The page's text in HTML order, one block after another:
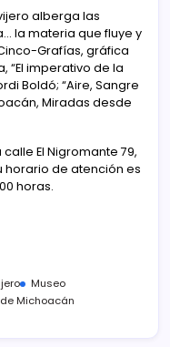
alberga las
la materia que fluye y
Grafías, gráfica
“El imperativo de la
Boldó; “Aire, Sangre
Miradas desde
El Nigromante 79,
horario de atención es
horas.
Museo
Michoacán